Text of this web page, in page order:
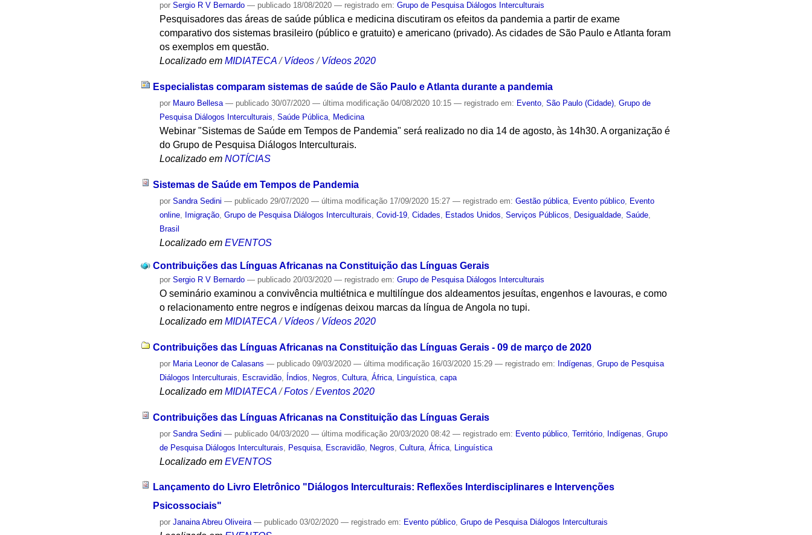
porSergio R V Bernardo — publicado 18/08/2020— registrado em:Grupo de Pesquisa Diálogos Interculturais
Pesquisadores das áreas de saúde pública e medicina discutiram os efeitos da pandemia a partir de exame
comparativo dos sistemas brasileiro (público e gratuito) e americano (privado). As cidades de São Paulo e Atlanta foram
os exemplos em questão.
Localizado em MIDIATECA /Vídeos /Vídeos 2020
Especialistas comparam sistemas de saúde de São Paulo e Atlanta durante a pandemia
por Mauro Bellesa — publicado 30/07/2020— última modificação 04/08/2020 10:15— registrado em: Evento ,São Paulo (Cidade) ,Grupo de
Pesquisa Diálogos Interculturais ,Saúde Pública Medicina
Webinar "Sistemas de Saúde em Tempos de Pandemia" será realizado no dia 14 de agosto, às 14h30. A organização é
do Grupo de Pesquisa Diálogos Interculturais.
Localizado em NOTÍCIAS
Sistemas de Saúde em Tempos de Pandemia
porSandra Sedini — publicado 29/07/2020— última modificação 17/09/2020 15:27— registrado em:Gestão pública Evento público Evento
online Imigração ,Grupo de Pesquisa Diálogos Interculturais ,Covid-19 ,Cidades Estados Unidos ,Serviços Públicos Desigualdade ,Saúde
Brasil
Localizado em EVENTOS
Contribuições das Línguas Africanas na Constituição das Línguas Gerais
porSergio R V Bernardo — publicado 20/03/2020— registrado em:Grupo de Pesquisa Diálogos Interculturais
O seminário examinou a convivência multiétnica e multilíngue dos aldeamentos jesuítas, engenhos e lavouras, e como
o relacionamento entre negros e indígenas deixou marcas da língua de Angola no tupi.
Localizado em MIDIATECA /Vídeos /Vídeos 2020
Contribuições das Línguas Africanas na Constituição das Línguas Gerais - 09 de março de 2020
por Maria Leonor de Calasans — publicado 09/03/2020— última modificação 16/03/2020 15:29— registrado em: Indígenas ,Grupo de Pesquisa
Diálogos Interculturais
Escravidão Índios Negros ,Cultura ,África Linguística ,capa
Localizado em MIDIATECA /Fotos /Eventos 2020
Contribuições das Línguas Africanas na Constituição das Línguas Gerais
porSandra Sedini — publicado 04/03/2020— última modificação 20/03/2020 08:42— registrado em: Evento público ,Território Indígenas ,Grupo
de Pesquisa Diálogos Interculturais
Pesquisa Escravidão Negros ,Cultura ,África Linguística
Localizado em EVENTOS
Lançamento do Livro Eletrônico "Diálogos Interculturais: Reflexões Interdisciplinares e Intervenções
Psicossociais"
porJanaina Abreu Oliveira — publicado 03/02/2020— registrado em: Evento público,Grupo de Pesquisa Diálogos Interculturais